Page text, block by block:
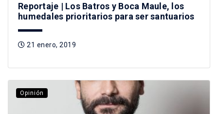
Reportaje | Los Batros y Boca Maule, los
humedales prioritarios para ser santuarios
21 enero, 2019
Opinión